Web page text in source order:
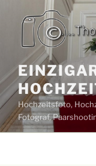
Inhalt
springen
Hochzeitsfoto,
Fotograf,